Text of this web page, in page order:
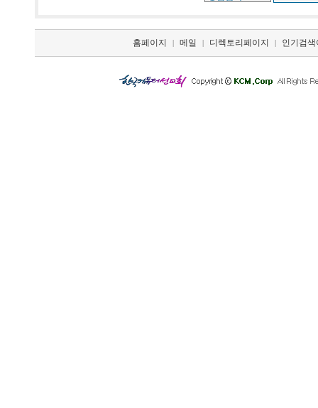
홈페이지 | 메일 | 디렉토리페이지 | 인기검색